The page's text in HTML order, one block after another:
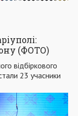
(ФОТО)
відбіркового
23 учасники